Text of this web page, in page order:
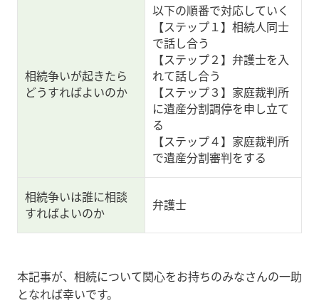
相続争いが起きたら
どうすればよいのか
以下の順番で対応していく
【ステップ１】相続人同士
で話し合う
【ステップ２】弁護士を入
れて話し合う
【ステップ３】家庭裁判所
に遺産分割調停を申し立て
る
【ステップ４】家庭裁判所
で遺産分割審判をする
相続争いは誰に相談
すればよいのか
弁護士
本記事が、相続について関心をお持ちのみなさんの一助
となれば幸いです。